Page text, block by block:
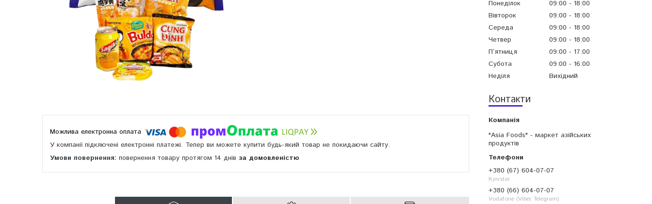
Понеділок 09:00
18:00
Вівторок
09:00
18:00
Середа
09:00
18:00
Четвер
09:00
18:00
Пʼятниця
09:00
17:00
Субота
09:00
16:00
Неділя
Вихідний
Контакти
"Asia Foods" - маркет азійських
продуктів
+380 (67) 604-07-07
Kyivstar
+380 (66) 604-07-07
Vodafone (Viber, Telegram)
У компанії підключені електронні платежі. Тепер ви можете купити будь-який товар не покидаючи сайту.
повернення товару протягом 14 днів за домовленістю